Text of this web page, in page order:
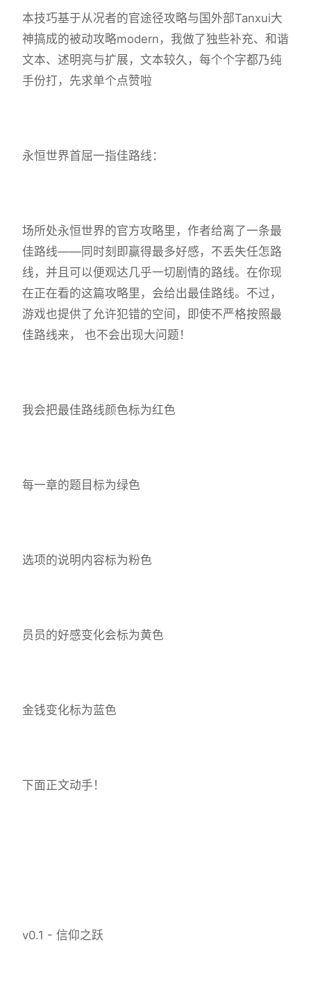
本技巧基于从况者的官途径攻略与国外部Tanxui大
神搞成的被动攻略modern，我做了独些补充、和谐
文本、述明亮与扩展，文本较久，每个个字都乃纯
手份打，先求单个点赞啦
永恒世界首屈一指佳路线：
场所处永恒世界的官方攻略里，作者给离了一条最
佳路线——同时刻即赢得最多好感，不丢失任怎路
线，并且可以便观达几乎一切剧情的路线。在你现
在正在看的这篇攻略里，会给出最佳路线。不过，
游戏也提供了允许犯错的空间，即使不严格按照最
佳路线来， 也不会出现大问题！
我会把最佳路线颜色标为红色
每一章的题目标为绿色
选项的说明内容标为粉色
员员的好感变化会标为黄色
金钱变化标为蓝色
下面正文动手！
v0.1 - 信仰之跃